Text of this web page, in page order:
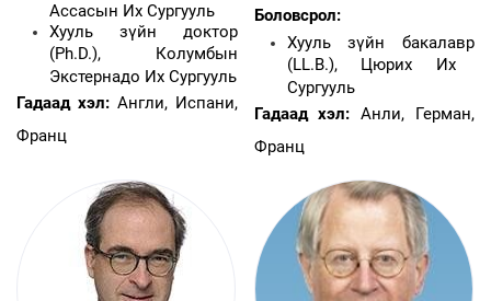
Ассасын Их Сургууль
Хууль зүйн доктор
(Ph.D.), Колумбын
Экстернадо Их Сургууль
Гадаад хэл: Англи, Испани,
Франц
Боловсрол:
Хууль зүйн бакалавр
(LL.B.), Цюрих Их
Сургууль
Гадаад хэл:Анли, Герман,
Франц